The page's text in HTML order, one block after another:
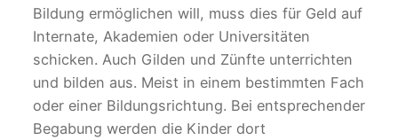
Bildung ermöglichen will, muss dies für Geld auf
Internate, Akademien oder Universitäten
schicken. Auch Gilden und Zünfte unterrichten
und bilden aus. Meist in einem bestimmten Fach
oder einer Bildungsrichtung. Bei entsprechender
Begabung werden die Kinder dort